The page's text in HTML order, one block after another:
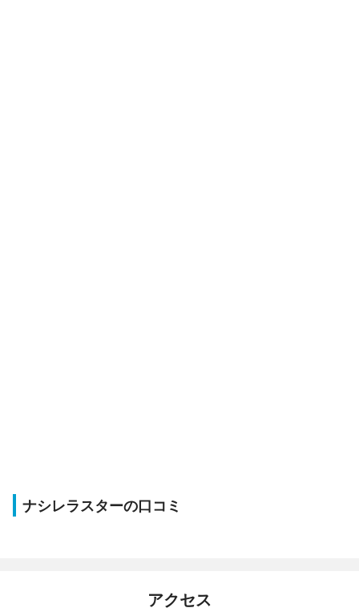
ナシレラスターの口コミ
アクセス